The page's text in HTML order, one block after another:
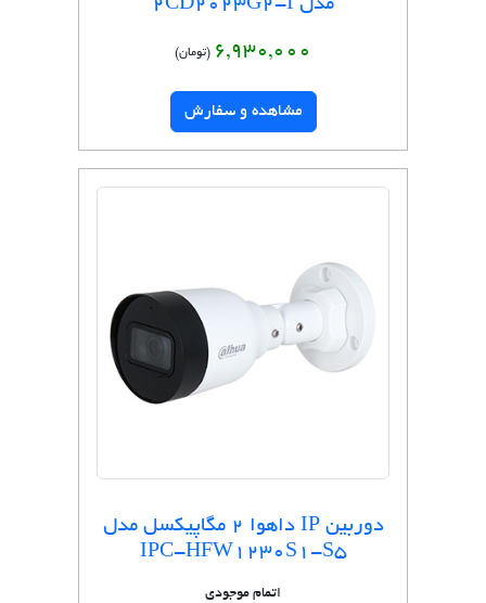
مدل 2CD2023G2-I
6,930,000 (تومان)
مشاهده و سفارش
دوربین IP داهوا 2 مگاپیکسل مدل
IPC-HFW1230S1-S5
اتمام موجودی